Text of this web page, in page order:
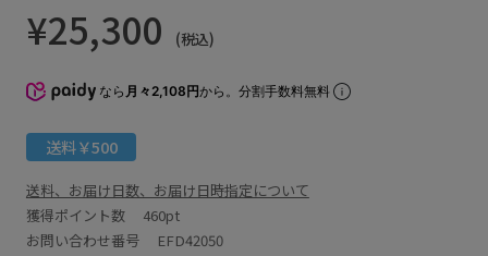
¥25,300 (税込)
なら 月々2,108円から。分割手数料無料
送料￥500
送料、お届け日数、お届け日時指定について
獲得ポイント数 460pt
お問い合わせ番号 EFD42050